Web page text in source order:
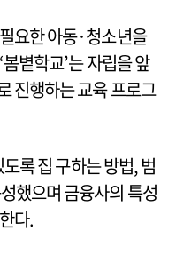
요한 아동·청소년을
볕학교’는 자립을 앞
진행하는 교육 프로그
록 집 구하는 방법, 범
했으며 금융사의 특성
다.